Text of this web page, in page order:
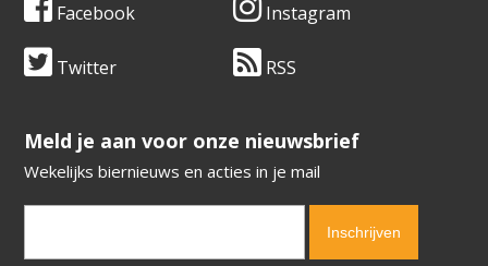
Facebook Instagram
Twitter RSS
​​​​​​​Meld je aan voor onze nieuwsbrief
Wekelijks biernieuws en acties in je mail